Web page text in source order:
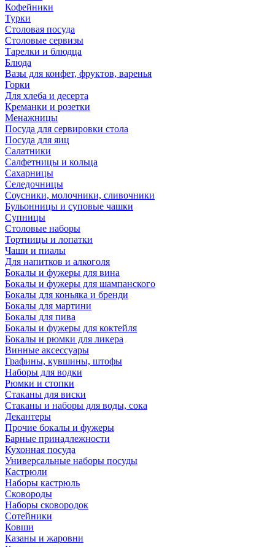
Кофейники
Турки
Столовая посуда
Столовые сервизы
Тарелки и блюдца
Блюда
Вазы для конфет, фруктов, варенья
Горки
Для хлеба и десерта
Креманки и розетки
Менажницы
Посуда для сервировки стола
Посуда для яиц
Салатники
Салфетницы и кольца
Сахарницы
Селедочницы
Соусники, молочники, сливочники
Бульонницы и суповые чашки
Супницы
Столовые наборы
Тортницы и лопатки
Чаши и пиалы
Для напитков и алкоголя
Бокалы и фужеры для вина
Бокалы и фужеры для шампанского
Бокалы для коньяка и бренди
Бокалы для мартини
Бокалы для пива
Бокалы и фужеры для коктейля
Бокалы и рюмки для ликера
Винные аксессуары
Графины, кувшины, штофы
Наборы для водки
Рюмки и стопки
Стаканы для виски
Стаканы и наборы для воды, сока
Декантеры
Прочие бокалы и фужеры
Барные принадлежности
Кухонная посуда
Универсальные наборы посуды
Кастрюли
Наборы кастрюль
Сковороды
Наборы сковородок
Сотейники
Ковши
Казаны и жаровни